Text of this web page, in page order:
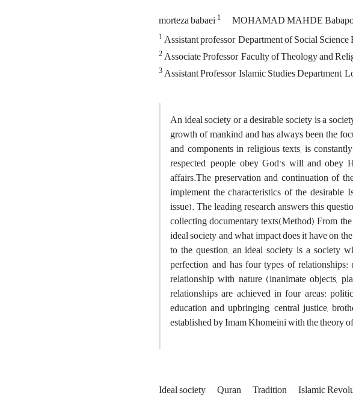
morteza babaei1 MOHAMAD MAHDE
1Assistant professor, Department of Social
2Associate Professor, Faculty of Theology and
3Assistant Professor, Islamic Studies Department,
An ideal society or a desirable society is a
growth of mankind and has always been the
and components in religious texts, is
respected, people obey God's will and
affairs.The preservation and continuation of
implement the characteristics of the
issue). The leading research answers this
collecting documentary texts(Method) From
ideal society and what impact does it have on
to the question, an ideal society is a society
perfection, and has four types of
relationship with nature (inanimate objects,
relationships are achieved in four areas:
education and upbringing, central justice,
established by Imam Khomeini with the theory
Ideal society Quran Tradition Islamic